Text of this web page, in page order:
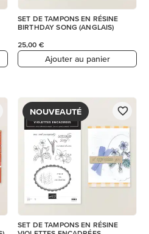
SET DE TAMPONS EN RÉSINE
BIRTHDAY SONG (ANGLAIS)
25,00 €
Ajouter au panier
NOUVEAUTÉ
SET DE TAMPONS EN RÉSINE